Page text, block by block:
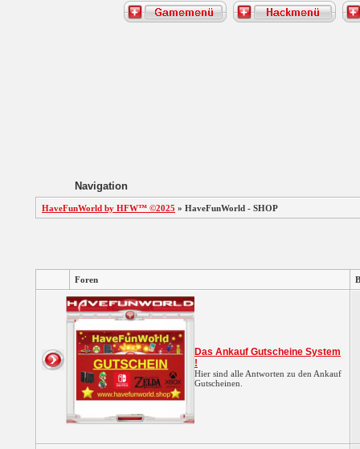
Navigation
HaveFunWorld by HFW™ ©2025 » HaveFunWorld - SHOP
Foren
Das Ankauf Gutscheine System
!
Hier sind alle Antworten zu den Ankauf
Gutscheinen.